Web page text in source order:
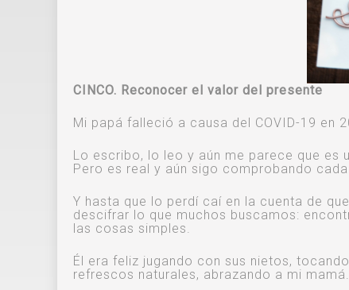
CINCO. Reconocer el valor del presente
Mi papá falleció a causa del COVID-19 en
Lo escribo, lo leo y aún me parece que es
Pero es real y aún sigo comprobando
Y hasta que lo perdí caí en la cuenta de
descifrar lo que muchos buscamos:
las cosas simples.
Él era feliz jugando con sus nietos,
refrescos naturales, abrazando a mi mamá.